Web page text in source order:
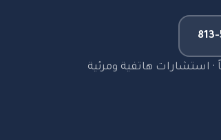
· استشارات هاتفية ومرئية